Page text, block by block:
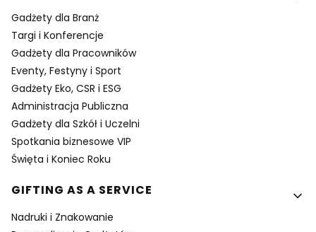
Gadżety dla Branż
Targi i Konferencje
Gadżety dla Pracowników
Eventy, Festyny i Sport
Gadżety Eko, CSR i ESG
Administracja Publiczna
Gadżety dla Szkół i Uczelni
Spotkania biznesowe VIP
Święta i Koniec Roku
GIFTING AS A SERVICE
Nadruki i Znakowanie